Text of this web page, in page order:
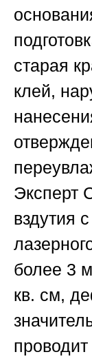
старая
клей,
Эксперт
вздутия
более 3
кв. см,